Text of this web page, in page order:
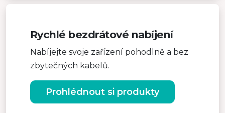
Rychlé bezdrátové nabíjení
Nabíjejte svoje zařízení pohodlně a bez
zbytečných kabelů.
Prohlédnout si produkty